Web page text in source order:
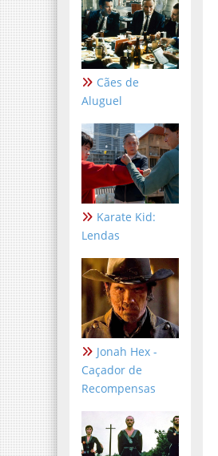
Cães de
Aluguel
Karate Kid:
Lendas
Jonah Hex -
Caçador de
Recompensas